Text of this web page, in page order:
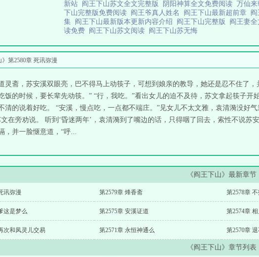
新站 阎王下山苏文全文完整版 阴阳神算全文免费阅读 万仙来
下山完整版免费阅读 阎王爷真人姓名 阎王下山最新超前章
集 阎王下山最新版本更新内容介绍 阎王下山完整版 阎王妻
读免费 阎王下山苏文阅读 阎王下山苏无悔
》第2580章 死讯弥漫
灵斋，苏安溪双眼亮，巴不得马上动筷子，可想到娘亲的教导，她还是忍不住了
饭的时候，要长辈先动筷。” “行，我吃。”看出女儿的迫不及待，苏文拿起筷子
清的说着好吃。 “安溪，慢点吃，一点都不端庄。”见女儿不太文雅，袁清漪没好
文在旁劝说。 听到‘昏迷两年’，袁清漪到了嘴边的话，只得咽了回去，索性不说
，并一脸惬意道，“呼...
《阎王下山》最新章节
讯弥漫 第2579章 烽香斋 第2578章
这是梦么 第2575章 安溪证道 第2574章
次和凤灵儿交易 第2571章 永恒神通么 第2570章
《阎王下山》章节列表